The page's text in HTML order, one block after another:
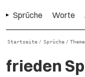
Sprüche Worte
Startseite / Sprüche /
frieden